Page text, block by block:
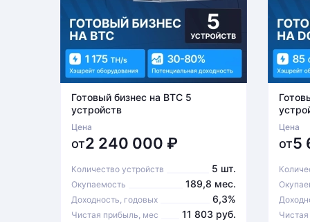
Готовый бизнес на BTC 5
устройств
Цена
от2 240 000 ₽
Количество устройств 5 шт.
Окупаемость 189,8 мес.
Доходность, годовых 6,3%
Чистая прибыль, мес 11 803 руб.
Цена
от5